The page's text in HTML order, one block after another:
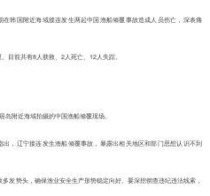
韩国附近海域接连发生两起中国渔船倾覆事故造成人员伤亡，深表痛
目前共有8人获救、2人死亡、12人失踪。
附近海域拍摄的中国渔船倾覆现场。
，辽宁接连发生渔船倾覆事故，暴露出相关地区和部门思想认识不到
发势头，确保渔业安全生产形势稳定向好。要深挖彻查违纪违法线索，